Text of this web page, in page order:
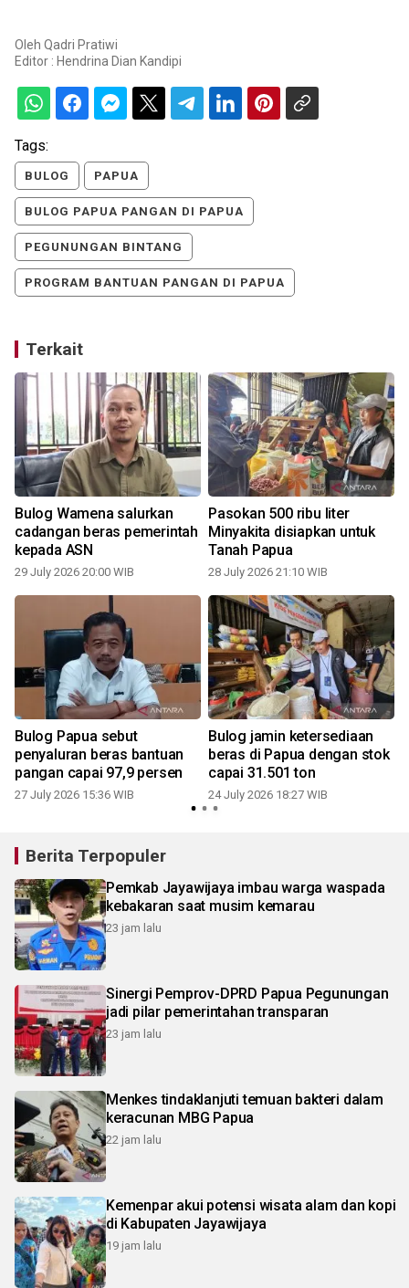
Oleh Qadri Pratiwi
Editor : Hendrina Dian Kandipi
Tags:
BULOG PAPUA
BULOG PAPUA PANGAN DI PAPUA
PEGUNUNGAN BINTANG
PROGRAM BANTUAN PANGAN DI PAPUA
Terkait
Bulog Wamena salurkan
cadangan beras pemerintah
kepada ASN
29 July 2026 20:00 WIB
Pasokan 500 ribu liter
Minyakita disiapkan untuk
Tanah Papua
28 July 2026 21:10 WIB
Bulog Papua sebut
penyaluran beras bantuan
pangan capai 97,9 persen
27 July 2026 15:36 WIB
Bulog jamin ketersediaan
beras di Papua dengan stok
capai 31.501 ton
24 July 2026 18:27 WIB
Berita Terpopuler
Pemkab Jayawijaya imbau warga waspada
kebakaran saat musim kemarau
23 jam lalu
Sinergi Pemprov-DPRD Papua Pegunungan
jadi pilar pemerintahan transparan
23 jam lalu
Menkes tindaklanjuti temuan bakteri dalam
keracunan MBG Papua
22 jam lalu
Kemenpar akui potensi wisata alam dan kopi
di Kabupaten Jayawijaya
19 jam lalu